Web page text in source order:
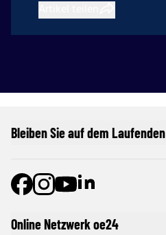
Online Netzwerk oe24
Bleiben Sie auf dem Laufenden